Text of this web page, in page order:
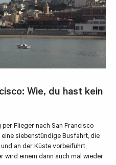
Wie, du hast kein
Flieger nach San Francisco
siebenstündige Busfahrt, die
an der Küste vorbeiführt,
wird einem dann auch mal wieder